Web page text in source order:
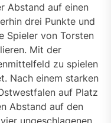
Abstand auf einen
drei Punkte und
Spieler von Torsten
Mit der
zu spielen
Nach einem starken
auf Platz
Abstand auf den